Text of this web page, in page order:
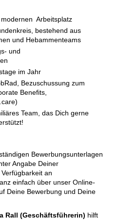
Arbeitsplatz
bestehend aus
und Hebammenteams
und
im Jahr
Bezuschussung zum
Benefits,
Team, das Dich gerne
Bewerbungsunterlagen
Angabe Deiner
an
einfach über unser Online-
Deine Bewerbung und Deine
Rall (Geschäftsführerin) hilft